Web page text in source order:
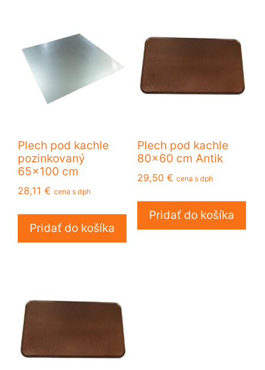
Plech pod kachle
pozinkovaný
65×100 cm
28,11 € cena s dph
Pridať do košíka
Plech pod kachle
80×60 cm Antik
29,50 € cena s dph
Pridať do košíka